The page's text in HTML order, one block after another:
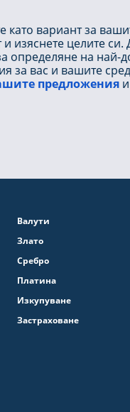
като вариант за
изяснете целите
определяне на
вас и вашите
предложения
Валути
Злато
Сребро
Платина
Изкупуване
Застраховане